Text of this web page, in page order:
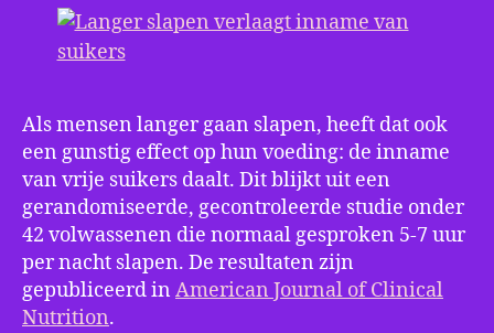
Als mensen langer gaan slapen, heeft dat ook
een gunstig effect op hun voeding: de inname
van vrije suikers daalt. Dit blijkt uit een
gerandomiseerde, gecontroleerde studie onder
42 volwassenen die normaal gesproken 5-7 uur
per nacht slapen. De resultaten zijn
gepubliceerd in American Journal of Clinical
Nutrition.